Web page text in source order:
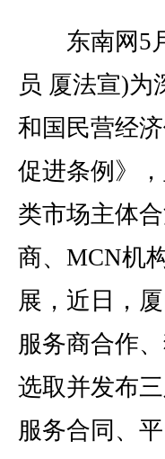
东南网5月
员 厦法宣)为
和国民营经
促进条例》
类市场主体
商、MCN机
展，近日，
服务商合作
选取并发布
服务合同、